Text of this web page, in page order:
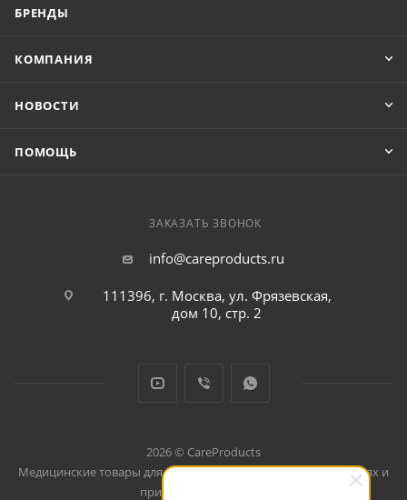
БРЕНДЫ
КОМПАНИЯ
НОВОСТИ
ПОМОЩЬ
ЗАКАЗАТЬ ЗВОНОК
info@careproducts.ru
111396, г. Москва, ул. Фрязевская,
дом 10, стр. 2
2026 © CareProducts
Медицинские товары для использования дома, в путешествиях и
при занятиях спортом